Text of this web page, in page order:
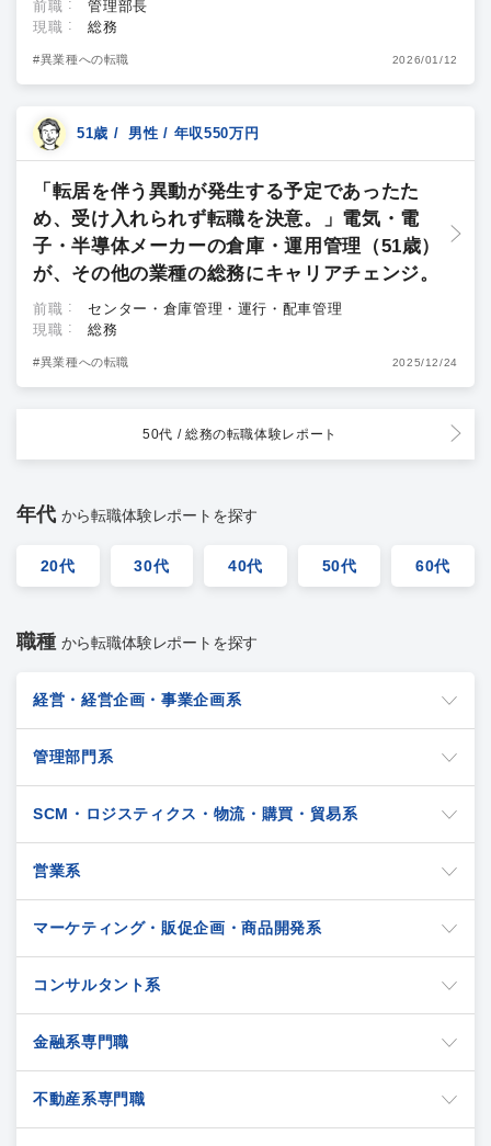
前職
管理部長
現職
総務
#異業種への転職 2026/01/12
51歳 / 男性 / 年収550万円
「転居を伴う異動が発生する予定であったた
め、受け入れられず転職を決意。」電気・電
子・半導体メーカーの倉庫・運用管理（51歳）
が、その他の業種の総務にキャリアチェンジ。
前職
センター・倉庫管理・運行・配車管理
現職
総務
#異業種への転職 2025/12/24
50代 / 総務の転職体験レポート
年代 から転職体験レポートを探す
20代 30代 40代 50代 60代
職種 から転職体験レポートを探す
経営・経営企画・事業企画系
管理部門系
SCM・ロジスティクス・物流・購買・貿易系
営業系
マーケティング・販促企画・商品開発系
コンサルタント系
金融系専門職
不動産系専門職